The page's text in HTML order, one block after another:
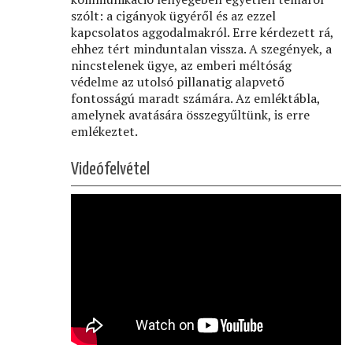
szólt: a cigányok ügyéről és az ezzel
kapcsolatos aggodalmakról. Erre kérdezett rá,
ehhez tért minduntalan vissza. A szegények, a
nincstelenek ügye, az emberi méltóság
védelme az utolsó pillanatig alapvető
fontosságú maradt számára. Az emléktábla,
amelynek avatására összegyűltünk, is erre
emlékeztet.
Videófelvétel